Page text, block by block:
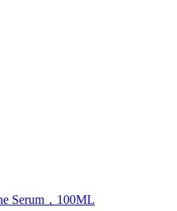
Serum，100ML